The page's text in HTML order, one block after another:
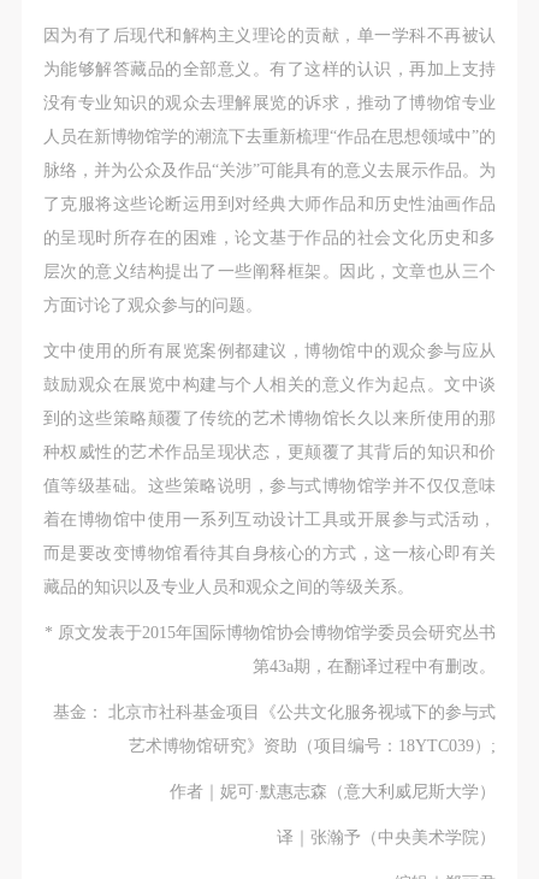
因为有了后现代和解构主义理论的贡献，单一学科不再被认
为能够解答藏品的全部意义。有了这样的认识，再加上支持
没有专业知识的观众去理解展览的诉求，推动了博物馆专业
人员在新博物馆学的潮流下去重新梳理“作品在思想领域中”的
脉络，并为公众及作品“关涉”可能具有的意义去展示作品。为
了克服将这些论断运用到对经典大师作品和历史性油画作品
的呈现时所存在的困难，论文基于作品的社会文化历史和多
层次的意义结构提出了一些阐释框架。因此，文章也从三个
方面讨论了观众参与的问题。
文中使用的所有展览案例都建议，博物馆中的观众参与应从
鼓励观众在展览中构建与个人相关的意义作为起点。文中谈
到的这些策略颠覆了传统的艺术博物馆长久以来所使用的那
种权威性的艺术作品呈现状态，更颠覆了其背后的知识和价
值等级基础。这些策略说明，参与式博物馆学并不仅仅意味
着在博物馆中使用一系列互动设计工具或开展参与式活动，
而是要改变博物馆看待其自身核心的方式，这一核心即有关
藏品的知识以及专业人员和观众之间的等级关系。
* 原文发表于2015年国际博物馆协会博物馆学委员会研究丛书
第43a期，在翻译过程中有删改。
基金： 北京市社科基金项目《公共文化服务视域下的参与式
艺术博物馆研究》资助（项目编号：18YTC039）;
作者｜妮可·默惠志森（意大利威尼斯大学）
译｜张瀚予（中央美术学院）